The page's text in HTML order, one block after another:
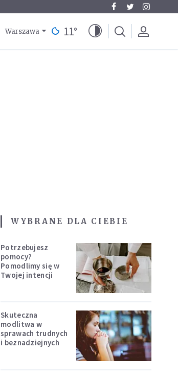
Warszawa 11°
WYBRANE DLA CIEBIE
Potrzebujesz
pomocy?
Pomodlimy się w
Twojej intencji
Skuteczna
modlitwa w
sprawach trudnych
i beznadziejnych